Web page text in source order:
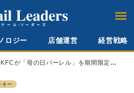
ロジー 店舗運営 経営戦略
KFCが「母の日バーレル」を期間限定で
り詰め込む
キー